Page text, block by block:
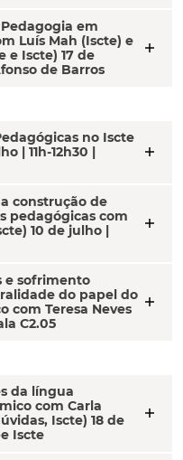
em
Luís Mah (Iscte) e
e Iscte) 17 de
de Barros
add
no Iscte
| 11h-12h30 |
add
construção de
pedagógicas com
10 de julho |
add
e sofrimento
do papel do
com Teresa Neves
C2.05
add
da língua
com Carla
Iscte) 18 de
Iscte
add